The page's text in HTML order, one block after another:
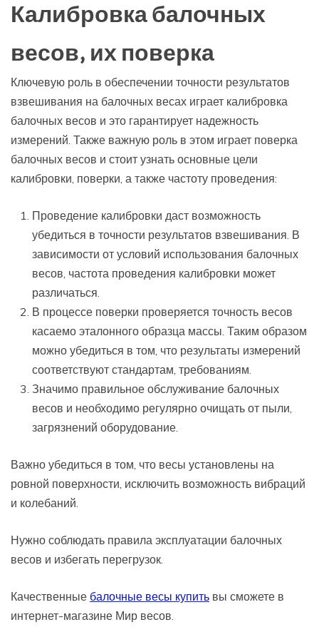
Калибровка балочных
весов, их поверка
Ключевую роль в обеспечении точности результатов
взвешивания на балочных весах играет калибровка
балочных весов и это гарантирует надежность
измерений. Также важную роль в этом играет поверка
балочных весов и стоит узнать основные цели
калибровки, поверки, а также частоту проведения:
Проведение калибровки даст возможность
убедиться в точности результатов взвешивания. В
зависимости от условий использования балочных
весов, частота проведения калибровки может
различаться.
В процессе поверки проверяется точность весов
касаемо эталонного образца массы. Таким образом
можно убедиться в том, что результаты измерений
соответствуют стандартам, требованиям.
Значимо правильное обслуживание балочных
весов и необходимо регулярно очищать от пыли,
загрязнений оборудование.
Важно убедиться в том, что весы установлены на
ровной поверхности, исключить возможность вибраций
и колебаний.
Нужно соблюдать правила эксплуатации балочных
весов и избегать перегрузок.
Качественные балочные весы купить вы сможете в
интернет-магазине Мир весов.